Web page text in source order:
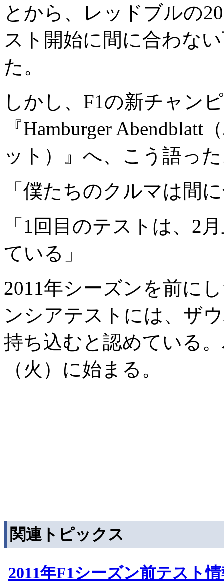
とから、レッドブルの
スト開始に間に合わな
た。
しかし、F1の新チャン
『Hamburger
ット）』へ、こう語っ
「僕たちのクルマは間
「1回目のテストは、2
ている」
2011年シーズンを前に
ンシアテストには、ザ
持ち込むと認めている
（火）に始まる。
関連トピックス
2011年F1シーズン前テスト